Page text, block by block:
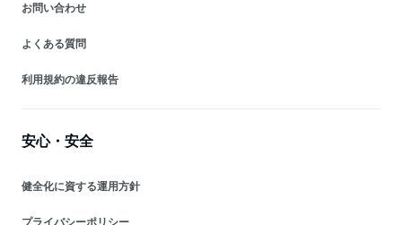
お問い合わせ
よくある質問
利用規約の違反報告
安心・安全
健全化に資する運用方針
プライバシーポリシー